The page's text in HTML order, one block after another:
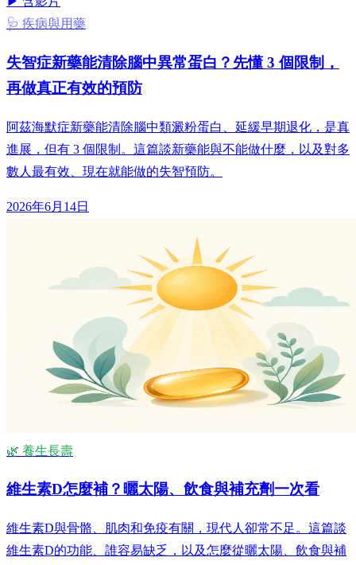
🩺 疾病與用藥
失智症新藥能清除腦中異常蛋白？先懂 3 個限制，
再做真正有效的預防
阿茲海默症新藥能清除腦中類澱粉蛋白、延緩早期退化，是真
進展，但有 3 個限制。這篇談新藥能與不能做什麼，以及對多
數人最有效、現在就能做的失智預防。
2026年6月14日
🌿 養生長壽
維生素D怎麼補？曬太陽、飲食與補充劑一次看
維生素D與骨骼、肌肉和免疫有關，現代人卻常不足。這篇談
維生素D的功能、誰容易缺乏，以及怎麼從曬太陽、飲食與補